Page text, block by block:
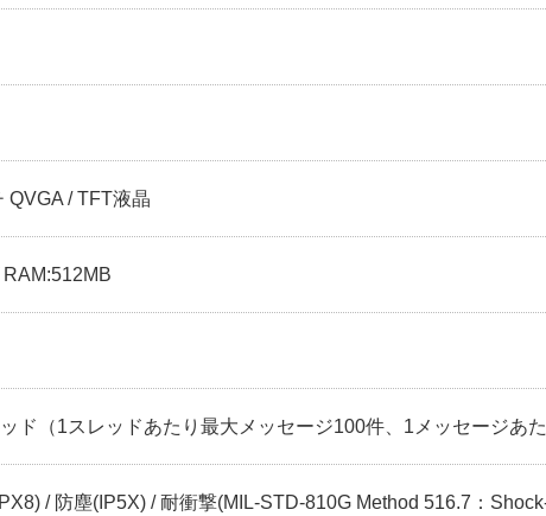
QVGA / TFT液晶
RAM:512MB
ド（1スレッドあたり最大メッセージ100件、1メッセージあた
/ 防塵(IP5X) / 耐衝撃(MIL-STD-810G Method 516.7：